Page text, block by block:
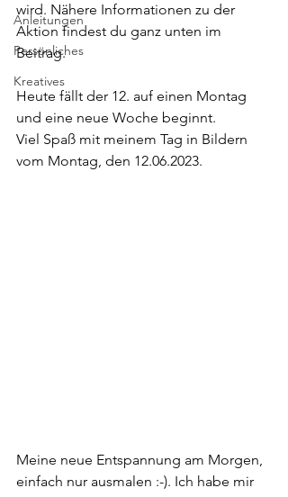
Anleitungen
Persönliches
Kreatives
wird. Nähere Informationen zu der
Aktion findest du ganz unten im
Beitrag.
Heute fällt der 12. auf einen Montag
und eine neue Woche beginnt.
Viel Spaß mit meinem Tag in Bildern
vom Montag, den 12.06.2023.
Meine neue Entspannung am Morgen,
einfach nur ausmalen :-). Ich habe mir